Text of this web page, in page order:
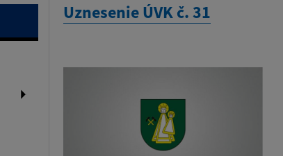
Uznesenie ÚVK č. 31